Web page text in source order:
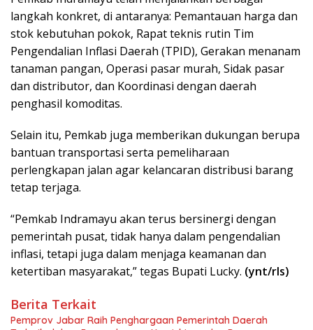
langkah konkret, di antaranya: Pemantauan harga dan
stok kebutuhan pokok, Rapat teknis rutin Tim
Pengendalian Inflasi Daerah (TPID), Gerakan menanam
tanaman pangan, Operasi pasar murah, Sidak pasar
dan distributor, dan Koordinasi dengan daerah
penghasil komoditas.
Selain itu, Pemkab juga memberikan dukungan berupa
bantuan transportasi serta pemeliharaan
perlengkapan jalan agar kelancaran distribusi barang
tetap terjaga.
“Pemkab Indramayu akan terus bersinergi dengan
pemerintah pusat, tidak hanya dalam pengendalian
inflasi, tetapi juga dalam menjaga keamanan dan
ketertiban masyarakat,” tegas Bupati Lucky. (ynt/rls)
Berita Terkait
Pemprov Jabar Raih Penghargaan Pemerintah Daerah